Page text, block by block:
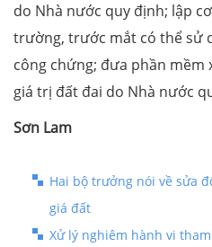
do Nhà nước quy định; lập
trường, trước mắt có thể sử
công chứng; đưa phần
giá trị đất đai do Nhà nước
Sơn Lam
Hai bộ trưởng nói về sửa
giá đất
Xử lý nghiêm hành vi